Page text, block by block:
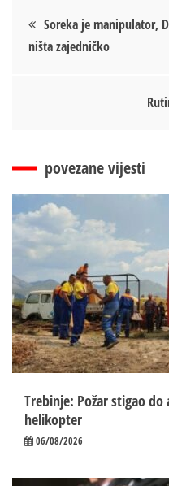
Кретање
чланка
Soreka je manipulator,
ništa zajedničko
povezane vijesti
Trebinje: Požar stigao do
helikopter
06/08/2026